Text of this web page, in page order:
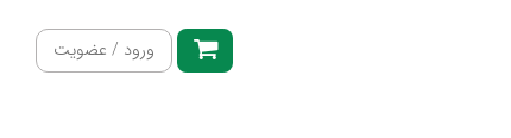
ورود / عضویت